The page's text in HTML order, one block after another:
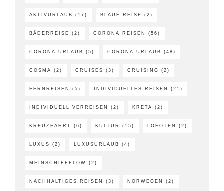
AKTIVURLAUB (17) BLAUE REISE (2)
BÄDERREISE (2) CORONA REISEN (56)
CORONA URLAUB (5) CORONA URLAUB (48)
COSMA (2) CRUISES (3) CRUISING (2)
FERNREISEN (5) INDIVIDUELLES REISEN (21)
INDIVIDUELL VERREISEN (2) KRETA (2)
KREUZFAHRT (6) KULTUR (15) LOFOTEN (2)
LUXUS (2) LUXUSURLAUB (4)
MEINSCHIFFFLOW (2)
NACHHALTIGES REISEN (3) NORWEGEN (2)